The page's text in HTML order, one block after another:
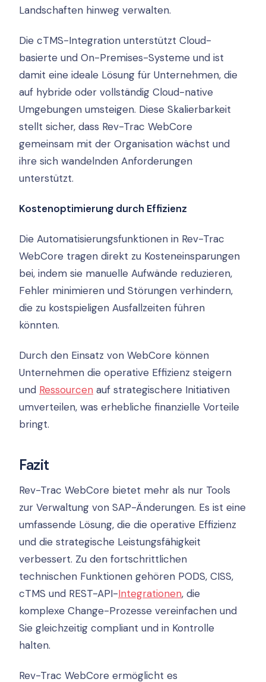
Landschaften hinweg verwalten.
Die cTMS-Integration unterstützt Cloud-
basierte und On-Premises-Systeme und ist
damit eine ideale Lösung für Unternehmen, die
auf hybride oder vollständig Cloud-native
Umgebungen umsteigen. Diese Skalierbarkeit
stellt sicher, dass Rev-Trac WebCore
gemeinsam mit der Organisation wächst und
ihre sich wandelnden Anforderungen
unterstützt.
Kostenoptimierung durch Effizienz
Die Automatisierungsfunktionen in Rev-Trac
WebCore tragen direkt zu Kosteneinsparungen
bei, indem sie manuelle Aufwände reduzieren,
Fehler minimieren und Störungen verhindern,
die zu kostspieligen Ausfallzeiten führen
könnten.
Durch den Einsatz von WebCore können
Unternehmen die operative Effizienz steigern
und Ressourcen auf strategischere Initiativen
umverteilen, was erhebliche finanzielle Vorteile
bringt.
Fazit
Rev-Trac WebCore bietet mehr als nur Tools
zur Verwaltung von SAP-Änderungen. Es ist eine
umfassende Lösung, die die operative Effizienz
und die strategische Leistungsfähigkeit
verbessert. Zu den fortschrittlichen
technischen Funktionen gehören PODS, CISS,
cTMS und REST-API-Integrationen, die
komplexe Change-Prozesse vereinfachen und
Sie gleichzeitig compliant und in Kontrolle
halten.
Rev-Trac WebCore ermöglicht es